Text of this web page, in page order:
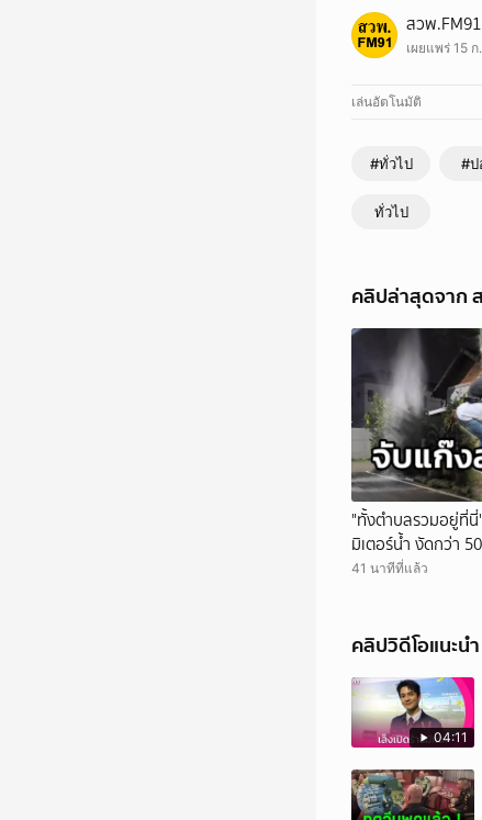
กองบัญชาการตำรว
ร่วมกันจับกุม นายเอ
เข้าสู่ระบบคอมพิวเ
เติมhttps://
สวพ.FM91
เผยแพร่ 15
เล่นอัตโนมัติ
#ทั่วไป #ป
ทั่วไป
คลิปล่าสุดจาก
"ทั้งตำบลรวมอยู่ที่นี่
มิเตอร์น้ำ งัดกว่า
สารภาพขายหาเงินซื้
41 นาทีที่แล้ว
คลิปวิดีโอแนะนำ
04:11